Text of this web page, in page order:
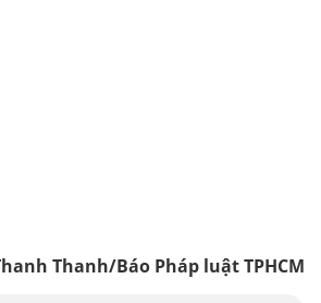
Thanh/Báo Pháp luật TPHCM